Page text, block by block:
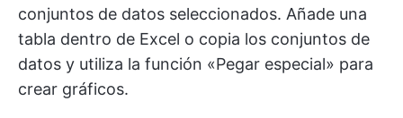
conjuntos de datos seleccionados. Añade una
tabla dentro de Excel o copia los conjuntos de
datos y utiliza la función «Pegar especial» para
crear gráficos.